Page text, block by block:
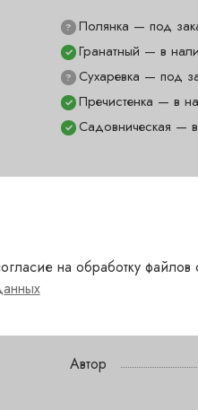
✓ Гранатный — в
? Полянка — под
✓ Пречистенка — в
✓ Садовническая —
? Сухаревка — под
Сахар
Автор
на обработку файлов